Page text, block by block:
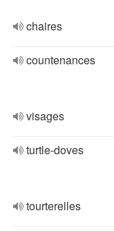
chaires
countenances
visages
turtle-doves
tourterelles